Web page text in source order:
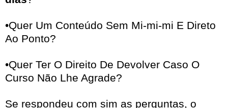
•Quer Um Conteúdo Sem Mi-mi-mi E Direto
Ao Ponto?
•Quer Ter O Direito De Devolver Caso O
Curso Não Lhe Agrade?
Se respondeu com sim as perguntas, o